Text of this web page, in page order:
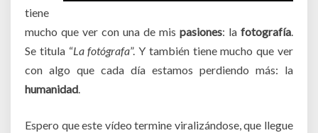
tiene
mucho que ver con una de mis pasiones: la fotografía.
Se titula “La fotógrafa”. Y también tiene mucho que ver
con algo que cada día estamos perdiendo más: la
humanidad.
Espero que este vídeo termine viralizándose, que llegue